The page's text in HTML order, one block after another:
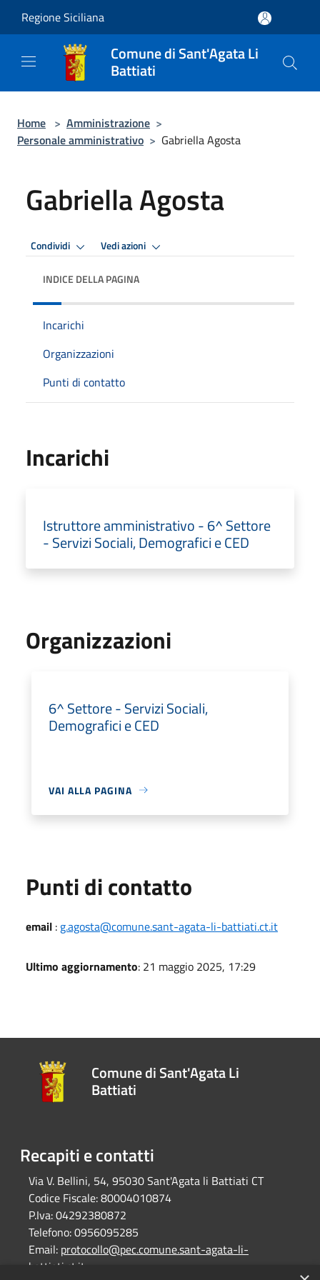
Regione Siciliana
Comune di Sant'Agata Li
Battiati
Home > Amministrazione >
Personale amministrativo > Gabriella Agosta
Gabriella Agosta
Condividi Vedi azioni
INDICE DELLA PAGINA
Incarichi
Organizzazioni
Punti di contatto
Incarichi
Istruttore amministrativo - 6^ Settore
- Servizi Sociali, Demografici e CED
Organizzazioni
6^ Settore - Servizi Sociali,
Demografici e CED
VAI ALLA PAGINA
Punti di contatto
email : g.agosta@comune.sant-agata-li-battiati.ct.it
Ultimo aggiornamento: 21 maggio 2025, 17:29
Comune di Sant'Agata Li
Battiati
Recapiti e contatti
Via V. Bellini, 54, 95030 Sant'Agata li Battiati CT
Codice Fiscale:80004010874
P.Iva:04292380872
Telefono:0956095285
Email: protocollo@pec.comune.sant-agata-li-
battiati.ct.it